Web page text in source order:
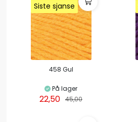
Siste sjanse
Siste sjanse
Siste sjanse
458 Gul
På lager
22,50 45,00